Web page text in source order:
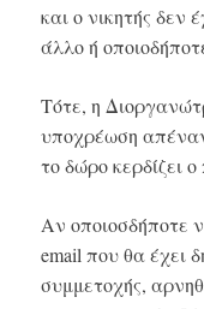
και ο νικητής δεν
άλλο ή
Τότε, η
υποχρέωση
το δώρο κερδίζει
Αν οποιοσδήποτε
email που θα έχει
συμμετοχής,